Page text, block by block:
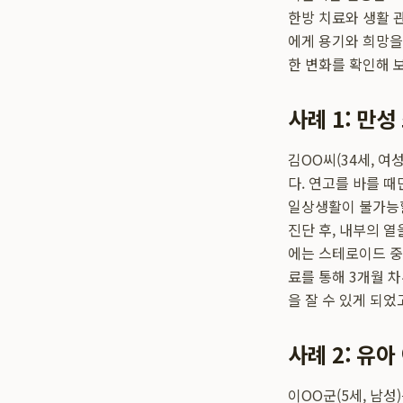
한방 치료와 생활
에게 용기와 희망
한 변화를 확인해
사례 1: 만성
김OO씨(34세, 여
다. 연고를 바를
일상생활이 불가
진단 후, 내부의
에는 스테로이드
료를 통해 3개월
을 잘 수 있게 되
사례 2: 유아
이OO군(5세, 남성